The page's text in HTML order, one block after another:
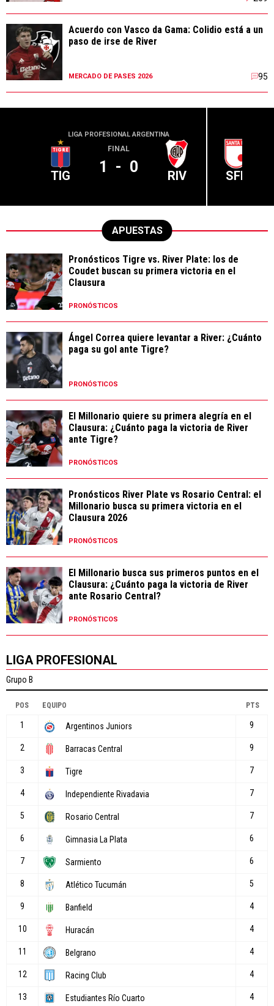
Acuerdo con Vasco da Gama: Colidio está a un
paso de irse de River
MERCADO DE PASES 2026 95
LIGA PROFESIONAL ARGENTINA
TIG
FINAL
1 - 0 RIV SFE
APUESTAS
Pronósticos Tigre vs. River Plate: los de
Coudet buscan su primera victoria en el
Clausura
PRONÓSTICOS
Ángel Correa quiere levantar a River: ¿Cuánto
paga su gol ante Tigre?
PRONÓSTICOS
El Millonario quiere su primera alegría en el
Clausura: ¿Cuánto paga la victoria de River
ante Tigre?
PRONÓSTICOS
Pronósticos River Plate vs Rosario Central: el
Millonario busca su primera victoria en el
Clausura 2026
PRONÓSTICOS
El Millonario busca sus primeros puntos en el
Clausura: ¿Cuánto paga la victoria de River
ante Rosario Central?
PRONÓSTICOS
LIGA PROFESIONAL